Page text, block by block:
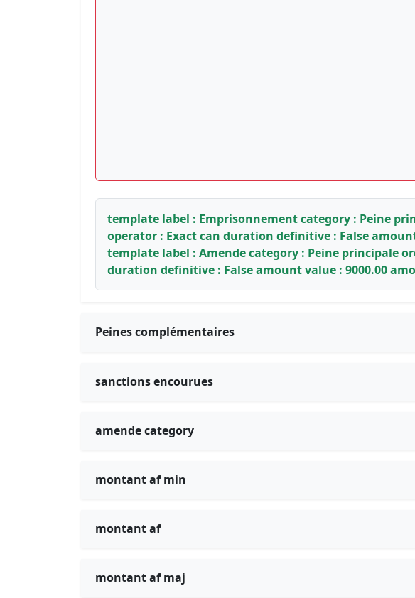
template label : Emprisonnement category : Peine
operator : Exact can duration definitive : False
template label : Amende category : Peine
duration definitive : False amount value : 9000.00
Peines complémentaires
sanctions encourues
amende category
montant af min
montant af
montant af maj